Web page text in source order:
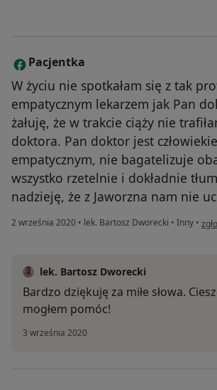
P Pacjentka
W życiu nie spotkałam się z tak
empatycznym lekarzem jak Pan
żałuję, że w trakcie ciąży nie
doktora. Pan doktor jest
empatycznym, nie bagatelizuje
wszystko rzetelnie i dokładnie
nadzieję, że z Jaworzna nam nie
2 września 2020 • lek. Bartosz Dworecki • Inny • w
lek. Bartosz Dworecki
Bardzo dziękuję za miłe słowa.
mogłem pomóc!
3 września 2020